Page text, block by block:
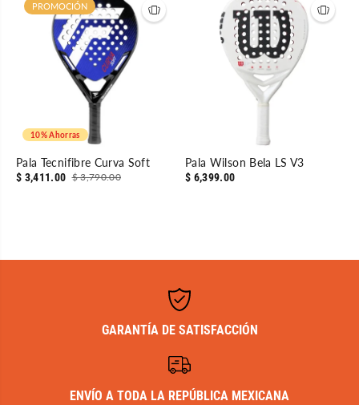
10% Ahorras
PROMOCIÓN
Pala Tecnifibre Curva Soft
$ 3,411.00 $ 3,790.00
Pala Wilson Bela LS V3
$ 6,399.00
GARANTÍA DE SATISFACCIÓN
ENVÍO A TODA LA REPÚBLICA MEXICANA